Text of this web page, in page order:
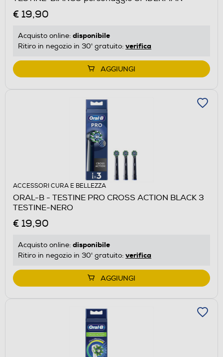
€ 19,90
Acquisto online: disponibile
Ritiro in negozio in 30' gratuito: verifica
AGGIUNGI
ACCESSORI CURA E BELLEZZA
ORAL-B - TESTINE PRO CROSS ACTION BLACK 3
TESTINE-NERO
€ 19,90
Acquisto online: disponibile
Ritiro in negozio in 30' gratuito: verifica
AGGIUNGI